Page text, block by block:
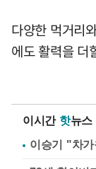
다양한 먹거리
에도 활력을 더
이시간 핫뉴스
이승기 "차